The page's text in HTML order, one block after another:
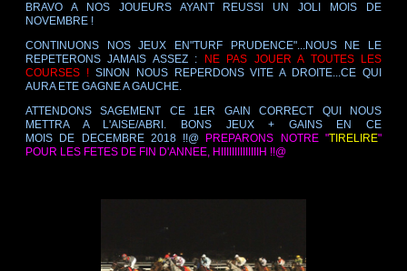
BRAVO A NOS JOUEURS AYANT REUSSI UN JOLI MOIS DE
NOVEMBRE !
CONTINUONS NOS JEUX EN"TURF PRUDENCE"...NOUS NE LE
REPETERONS JAMAIS ASSEZ :
NE PAS JOUER A TOUTES LES
COURSES ! SINON NOUS REPERDONS VITE A DROITE...CE QUI
AURA ETE GAGNE A GAUCHE.
ATTENDONS SAGEMENT CE 1ER GAIN CORRECT QUI NOUS
METTRA A L'AISE/ABRI. BONS JEUX + GAINS EN CE
MOIS DE DECEMBRE 2018 !!@ PREPARONS NOTRE "TIRELIRE"
POUR LES FETES DE FIN D'ANNEE, HIIIIIIIIIIIIIIH !!@